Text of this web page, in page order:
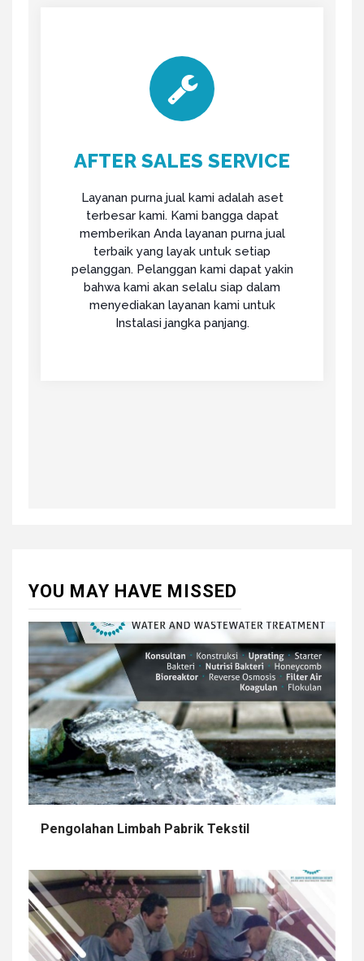
AFTER SALES SERVICE
Layanan purna jual kami adalah aset
terbesar kami. Kami bangga dapat
memberikan Anda layanan purna jual
terbaik yang layak untuk setiap
pelanggan. Pelanggan kami dapat yakin
bahwa kami akan selalu siap dalam
menyediakan layanan kami untuk
Instalasi jangka panjang.
YOU MAY HAVE MISSED
Pengolahan Limbah Pabrik Tekstil